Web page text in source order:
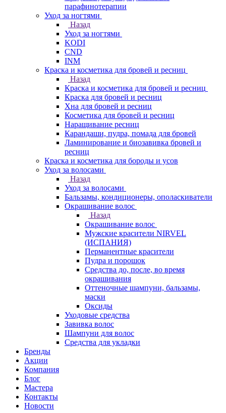
парафинотерапии
Уход за ногтями
Назад
Уход за ногтями
KODI
CND
INM
Краска и косметика для бровей и ресниц
Назад
Краска и косметика для бровей и ресниц
Краска для бровей и ресниц
Хна для бровей и ресниц
Косметика для бровей и ресниц
Наращивание ресниц
Карандаши, пудра, помада для бровей
Ламинирование и биозавивка бровей и
ресниц
Краска и косметика для бороды и усов
Уход за волосами
Назад
Уход за волосами
Бальзамы, кондиционеры, ополаскиватели
Окрашивание волос
Назад
Окрашивание волос
Мужские красители NIRVEL
(ИСПАНИЯ)
Перманентные красители
Пудра и порошок
Средства до, после, во время
окрашивания
Оттеночные шампуни, бальзамы,
маски
Оксиды
Уходовые средства
Завивка волос
Шампуни для волос
Средства для укладки
Бренды
Акции
Компания
Блог
Мастера
Контакты
Новости